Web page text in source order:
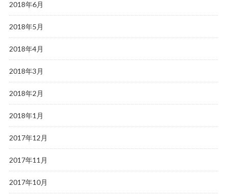
2018年6月
2018年5月
2018年4月
2018年3月
2018年2月
2018年1月
2017年12月
2017年11月
2017年10月